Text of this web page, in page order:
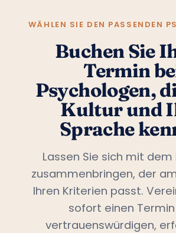
WÄHLEN SIE DEN PASSENDEN
Buchen Sie
Termin
Psychologen,
Kultur und
Sprache
Lassen Sie sich mit dem
zusammenbringen, der
Ihren Kriterien passt.
sofort einen
vertrauenswürdigen,